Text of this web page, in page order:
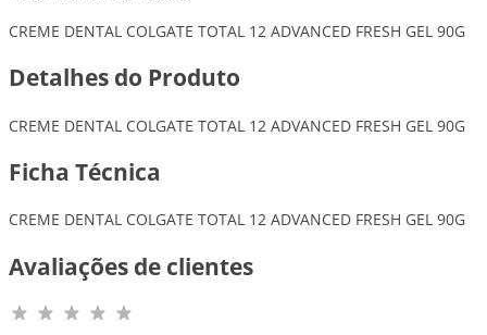
CREME DENTAL COLGATE TOTAL 12 ADVANCED FRESH GEL 90G
Detalhes do Produto
CREME DENTAL COLGATE TOTAL 12 ADVANCED FRESH GEL 90G
Ficha Técnica
CREME DENTAL COLGATE TOTAL 12 ADVANCED FRESH GEL 90G
Avaliações de clientes